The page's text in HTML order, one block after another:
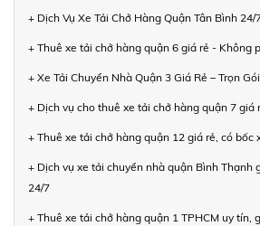
+ Dịch Vụ Xe Tải Chở Hàng Quận Tân Bình 24/
+ Thuê xe tải chở hàng quận 6 giá rẻ - Không
+ Xe Tải Chuyển Nhà Quận 3 Giá Rẻ – Trọn
+ Dịch vụ cho thuê xe tải chở hàng quận 7 giá
+ Thuê xe tải chở hàng quận 12 giá rẻ, có bốc
+ Dịch vụ xe tải chuyển nhà quận Bình Thạnh
24/7
+ Thuê xe tải chở hàng quận 1 TPHCM uy tín,